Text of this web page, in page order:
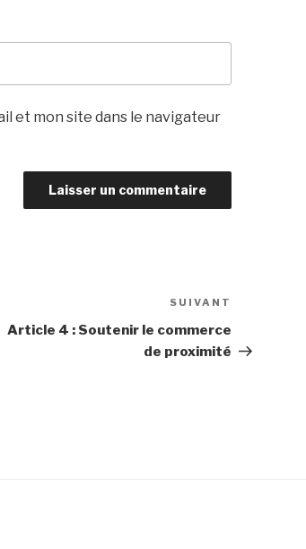
et mon site dans le navigateur
SUIVANT
Article 4 : Soutenir le commerce
de proximité